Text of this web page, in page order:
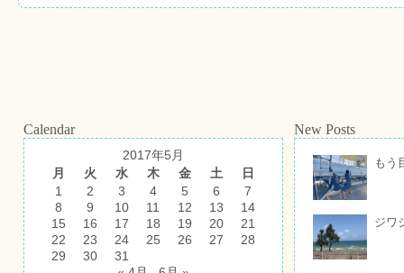
Calendar
2017年5月
月
火 水 木 金 土
日
1
2 3 4 5 6
7
8
9 10 11 12 13
14
15
16 17 18 19 20
21
22
23 24 25 26 27
28
29
30
31
New Posts
もう
ジワ